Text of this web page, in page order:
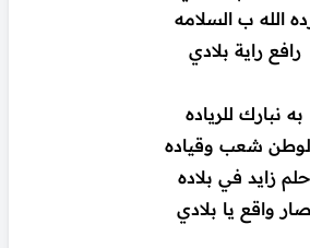
الله ب السلامه
رافع راية بلادي
به نبارك للرياده
شعب وقياده
حلم زايد في بلاده
صار واقع يا بلادي